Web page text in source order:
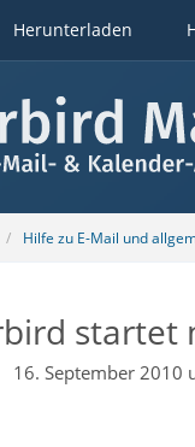
Herunterladen
Hilfe zu E-Mail und
startet
16. September 2010